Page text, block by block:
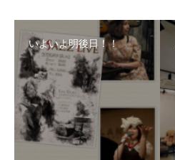
いよいよ明後日！！